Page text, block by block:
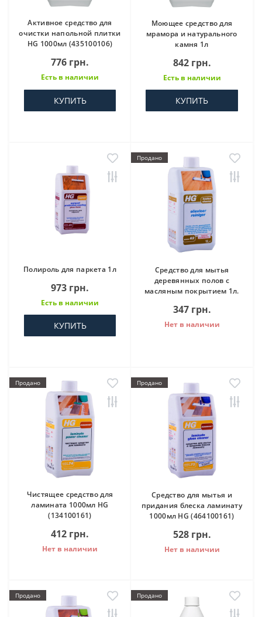
Активное средство для
очистки напольной плитки
HG 1000мл (435100106)
776 грн.
Есть в наличии
КУПИТЬ
Моющее средство для
мрамора и натурального
камня 1л
842 грн.
Есть в наличии
КУПИТЬ
Полироль для паркета 1л
973 грн.
Есть в наличии
КУПИТЬ
Продано
Средство для мытья
деревянных полов с
масляным покрытием 1л.
347 грн.
Нет в наличии
Продано
Чистящее средство для
ламината 1000мл HG
(134100161)
412 грн.
Нет в наличии
Продано
Средство для мытья и
придания блеска ламинату
1000мл HG (464100161)
528 грн.
Нет в наличии
Продано Продано